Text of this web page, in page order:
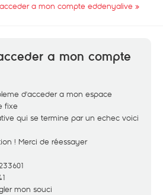
a mon compte eddenyalive »
a mon compte
d'acceder a mon espace
fixe
qui se termine par un echec voici
! Merci de réessayer
mon souci